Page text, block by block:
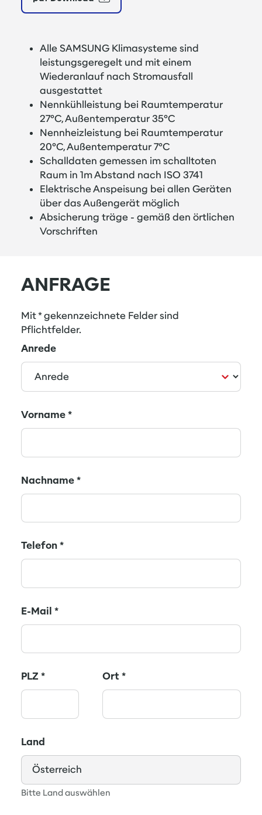
Alle SAMSUNG Klimasysteme sind
leistungsgeregelt und mit einem
Wiederanlauf nach Stromausfall
ausgestattet
Nennkühlleistung bei Raumtemperatur
27°C, Außentemperatur 35°C
Nennheizleistung bei Raumtemperatur
20°C, Außentemperatur 7°C
Schalldaten gemessen im schalltoten
Raum in 1m Abstand nach ISO 3741
Elektrische Anspeisung bei allen Geräten
über das Außengerät möglich
Absicherung träge - gemäß den örtlichen
Vorschriften
ANFRAGE
Mit * gekennzeichnete Felder sind
Pflichtfelder.
Anrede
Vorname*
Nachname*
Telefon*
E-Mail *
PLZ * Ort *
Land
Bitte Land auswählen